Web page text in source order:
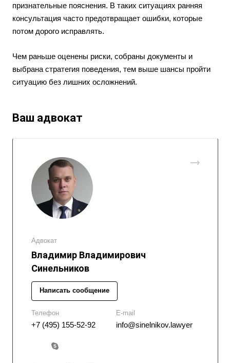
признательные пояснения. В таких ситуациях ранняя
консультация часто предотвращает ошибки, которые
потом дорого исправлять.
Чем раньше оценены риски, собраны документы и
выбрана стратегия поведения, тем выше шансы пройти
ситуацию без лишних осложнений.
Ваш адвокат
Адвокат
Владимир Владимирович
Синельников
Написать сообщение
Телефон
+7 (495) 155-52-92
E-mail
info@sinelnikov.lawyer